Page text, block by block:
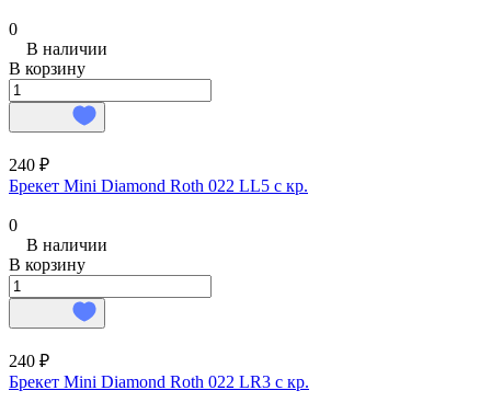
0
В наличии
В корзину
240 ₽
Брекет Mini Diamond Roth 022 LL5 с кр.
0
В наличии
В корзину
240 ₽
Брекет Mini Diamond Roth 022 LR3 с кр.